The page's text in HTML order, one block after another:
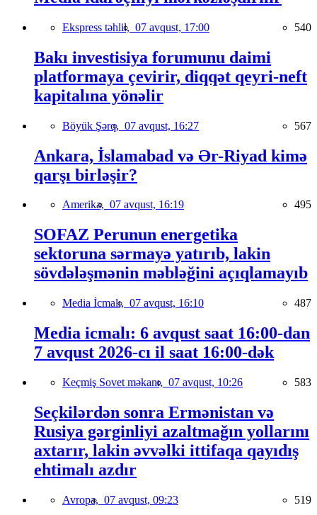
Ekspress təhlil, 07 avqust, 17:00 540
Bakı investisiya forumunu daimi
platformaya çevirir, diqqət qeyri-neft
kapitalına yönəlir
Böyük Şərq, 07 avqust, 16:27 567
Ankara, İslamabad və Ər-Riyad kimə
qarşı birləşir?
Amerika, 07 avqust, 16:19 495
SOFAZ Perunun energetika
sektoruna sərmayə yatırıb, lakin
sövdələşmənin məbləğini açıqlamayıb
Media İcmalı, 07 avqust, 16:10 487
Media icmalı: 6 avqust saat 16:00-dan
7 avqust 2026-cı il saat 16:00-dək
Keçmiş Sovet məkanı, 07 avqust, 10:26 583
Seçkilərdən sonra Ermənistan və
Rusiya gərginliyi azaltmağın yollarını
axtarır, lakin əvvəlki ittifaqa qayıdış
ehtimalı azdır
Avropa, 07 avqust, 09:23 519